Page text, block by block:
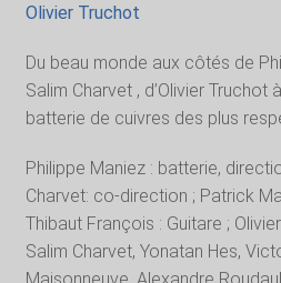
Olivier Truchot
Du beau monde aux côtés de
Salim Charvet , d’Olivier Truchot
batterie de cuivres des plus
Philippe Maniez : batterie,
Charvet: co-direction ; Patrick
Thibaut François : Guitare ;
Salim Charvet, Yonatan Hes,